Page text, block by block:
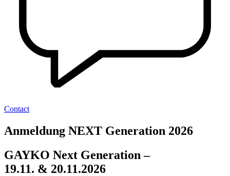
Contact
Anmeldung NEXT Generation 2026
GAYKO Next Generation –
19.11. & 20.11.2026